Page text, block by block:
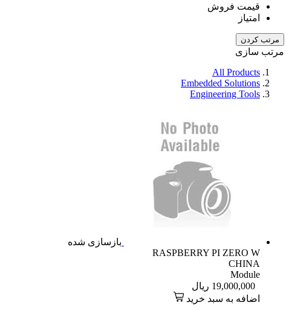
قیمت فروش
امتیاز
مرتب کردن
مرتب سازی
All Products
Embedded Solutions
Engineering Tools
بازسازی شده
RASPBERRY PI ZERO W
CHINA
Module
19,000,000 ریال
اضافه به سبد خرید